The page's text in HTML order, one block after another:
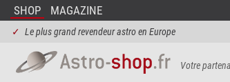
SHOP MAGAZINE
✓ Le plus grand revendeur astro en Europe
Votre